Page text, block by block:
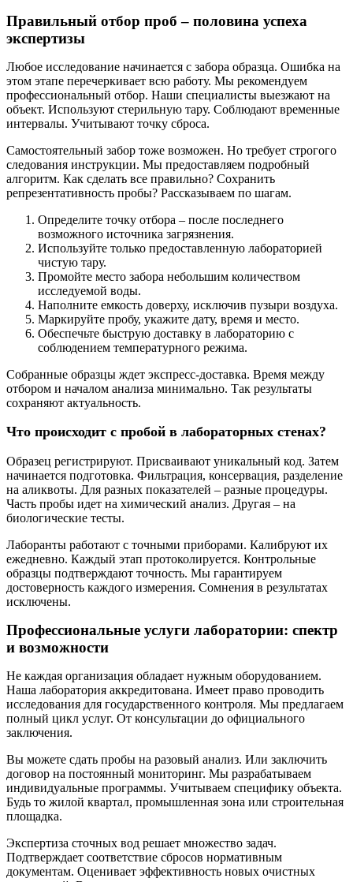
Правильный отбор проб – половина успеха
экспертизы
Любое исследование начинается с забора образца. Ошибка на
этом этапе перечеркивает всю работу. Мы рекомендуем
профессиональный отбор. Наши специалисты выезжают на
объект. Используют стерильную тару. Соблюдают временные
интервалы. Учитывают точку сброса.
Самостоятельный забор тоже возможен. Но требует строгого
следования инструкции. Мы предоставляем подробный
алгоритм. Как сделать все правильно? Сохранить
репрезентативность пробы? Рассказываем по шагам.
Определите точку отбора – после последнего
возможного источника загрязнения.
Используйте только предоставленную лабораторией
чистую тару.
Промойте место забора небольшим количеством
исследуемой воды.
Наполните емкость доверху, исключив пузыри воздуха.
Маркируйте пробу, укажите дату, время и место.
Обеспечьте быструю доставку в лабораторию с
соблюдением температурного режима.
Собранные образцы ждет экспресс-доставка. Время между
отбором и началом анализа минимально. Так результаты
сохраняют актуальность.
Что происходит с пробой в лабораторных стенах?
Образец регистрируют. Присваивают уникальный код. Затем
начинается подготовка. Фильтрация, консервация, разделение
на аликвоты. Для разных показателей – разные процедуры.
Часть пробы идет на химический анализ. Другая – на
биологические тесты.
Лаборанты работают с точными приборами. Калибруют их
ежедневно. Каждый этап протоколируется. Контрольные
образцы подтверждают точность. Мы гарантируем
достоверность каждого измерения. Сомнения в результатах
исключены.
Профессиональные услуги лаборатории: спектр
и возможности
Не каждая организация обладает нужным оборудованием.
Наша лаборатория аккредитована. Имеет право проводить
исследования для государственного контроля. Мы предлагаем
полный цикл услуг. От консультации до официального
заключения.
Вы можете сдать пробы на разовый анализ. Или заключить
договор на постоянный мониторинг. Мы разрабатываем
индивидуальные программы. Учитываем специфику объекта.
Будь то жилой квартал, промышленная зона или строительная
площадка.
Экспертиза сточных вод решает множество задач.
Подтверждает соответствие сбросов нормативным
документам. Оценивает эффективность новых очистных